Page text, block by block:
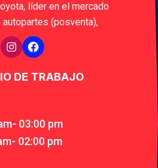
líder en el mercado
(posventa),
DE TRABAJO
03:00 pm
02:00 pm